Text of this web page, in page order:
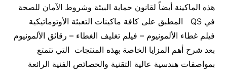
هذه الماكينة أيضاً لقانون حماية البيئة وشروط الآمان للصحة
في QS المطبق على كافة ماكينات التعبئة الأوتوماتيكية
فيلم غطاء الألمونيوم – فيلم تغليف الغطاء – رقائق الألمونيوم
بعد شرح أهم المزايا الخاصة بهذه المنتجات التي تتمتع
بمواصفات هندسية عالية التقنية والخصائص الفنية الرائعة